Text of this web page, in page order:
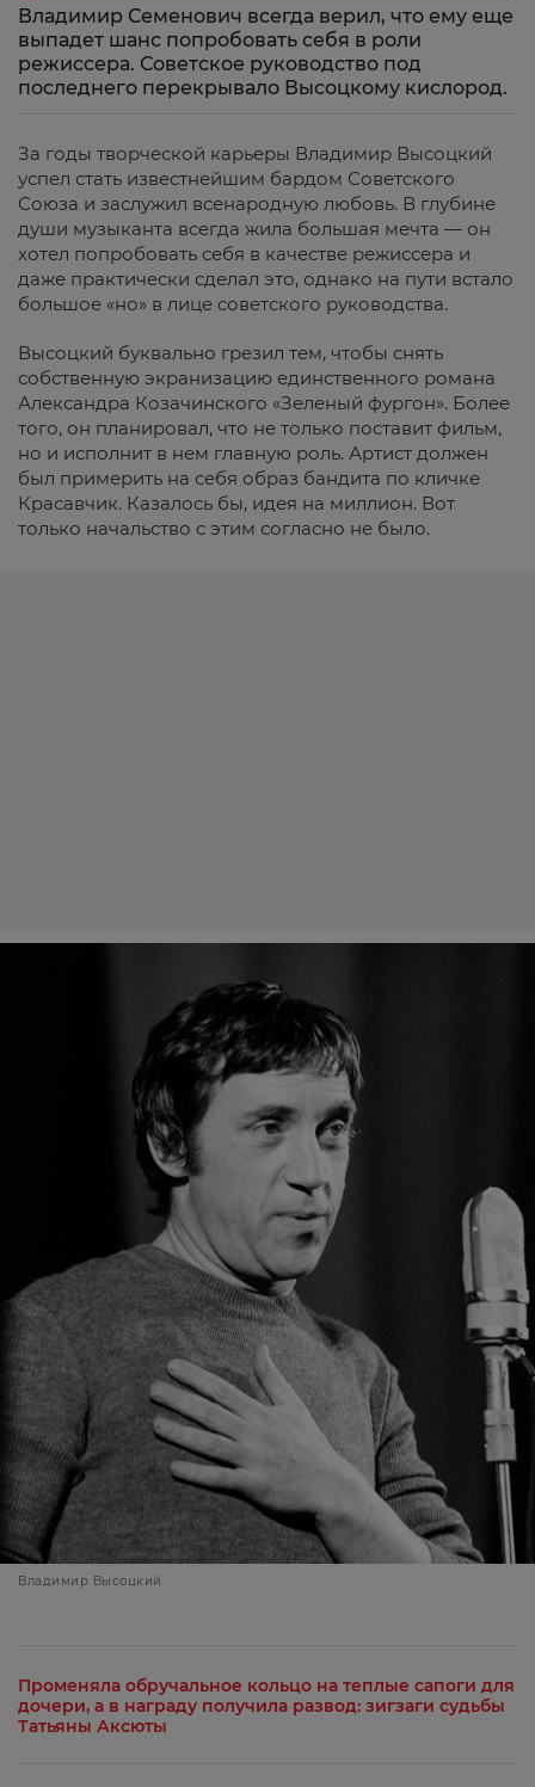
Владимир Семенович всегда верил, что ему еще
выпадет шанс попробовать себя в роли
режиссера. Советское руководство под
последнего перекрывало Высоцкому кислород.
За годы творческой карьеры Владимир Высоцкий
успел стать известнейшим бардом Советского
Союза и заслужил всенародную любовь. В глубине
души музыканта всегда жила большая мечта — он
хотел попробовать себя в качестве режиссера и
даже практически сделал это, однако на пути встало
большое «но» в лице советского руководства.
Высоцкий буквально грезил тем, чтобы снять
собственную экранизацию единственного романа
Александра Козачинского «Зеленый фургон». Более
того, он планировал, что не только поставит фильм,
но и исполнит в нем главную роль. Артист должен
был примерить на себя образ бандита по кличке
Красавчик. Казалось бы, идея на миллион. Вот
только начальство с этим согласно не было.
Владимир Высоцкий
Променяла обручальное кольцо на теплые сапоги для
дочери, а в награду получила развод: зигзаги судьбы
Татьяны Аксюты